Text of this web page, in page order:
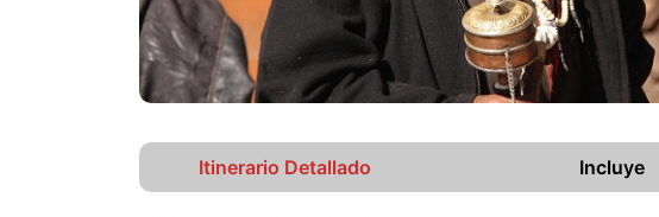
Itinerario Detallado Incluye